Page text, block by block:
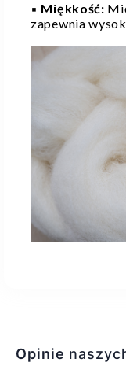
▪️ Miękkość:
zapewnia
Opinie